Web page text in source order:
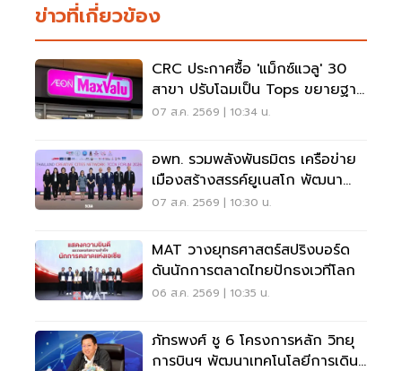
ข่าวที่เกี่ยวข้อง
CRC ประกาศซื้อ 'แม็กซ์แวลู' 30
สาขา ปรับโฉมเป็น Tops ขยายฐาน
ลูกค้าเพิ่ม 9 แสนราย
07 ส.ค. 2569 | 10:34 น.
อพท. รวมพลังพันธมิตร เครือข่าย
เมืองสร้างสรรค์ยูเนสโก พัฒนา
เมืองอย่างยั่งยืน
07 ส.ค. 2569 | 10:30 น.
MAT วางยุทธศาสตร์สปริงบอร์ด
ดันนักการตลาดไทยปักธงเวทีโลก
06 ส.ค. 2569 | 10:35 น.
ภัทรพงศ์ ชู 6 โครงการหลัก วิทยุ
การบินฯ พัฒนาเทคโนโลยีการเดิน